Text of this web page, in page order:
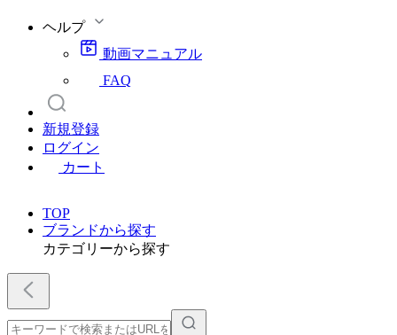
ヘルプ
動画マニュアル
FAQ
新規登録
ログイン
カート
TOP
ブランドから探す
カテゴリーから探す